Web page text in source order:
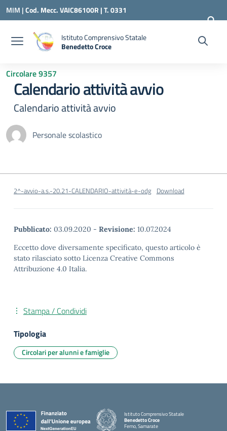
Vai ai contenuti
Vai al menu di navigazione
Vai al footer
MIM |Cod. Mecc. VAIC86100R | T. 0331
240260 | VAIC86100R@ISTRUZIONE.IT
Istituto Comprensivo Statale
Benedetto Croce
Circolare 9357
Calendario attività avvio
Calendario attività avvio
Personale scolastico
2^-avvio-a.s.-20.21-CALENDARIO-attività-e-odg Download
Pubblicato: 03.09.2020 - Revisione: 10.07.2024
Eccetto dove diversamente specificato, questo articolo è
stato rilasciato sotto Licenza Creative Commons
Attribuzione 4.0 Italia.
Stampa / Condividi
Tipologia
Circolari per alunni e famiglie
Istituto Comprensivo Statale
Benedetto Croce
Ferno, Samarate